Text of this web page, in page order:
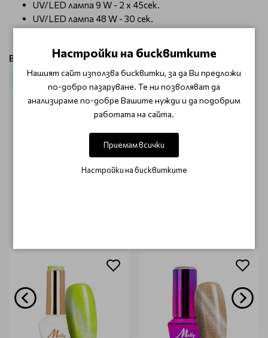
UV/LED лампа 9 W - 2 х 45сек.
UV/LED лампа 48 W - 30 сек.
Виж продукти от категория:
Този продукт няма отзиви.
НАПИШЕТЕ ОТЗИВ
Настройки на бисквитките
Нашият сайт използва бисквитки, за да Ви предложи
по-добро пазаруване. Те ни позволяват да
анализираме по-добре Вашите нужди и да подобрим
работата на сайта.
Приемам всички
Настройки на бисквитките